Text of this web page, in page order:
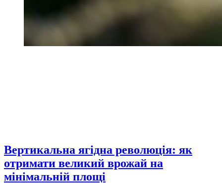
Вертикальна ягідна революція: як
отримати великий врожай на
мінімальній площі